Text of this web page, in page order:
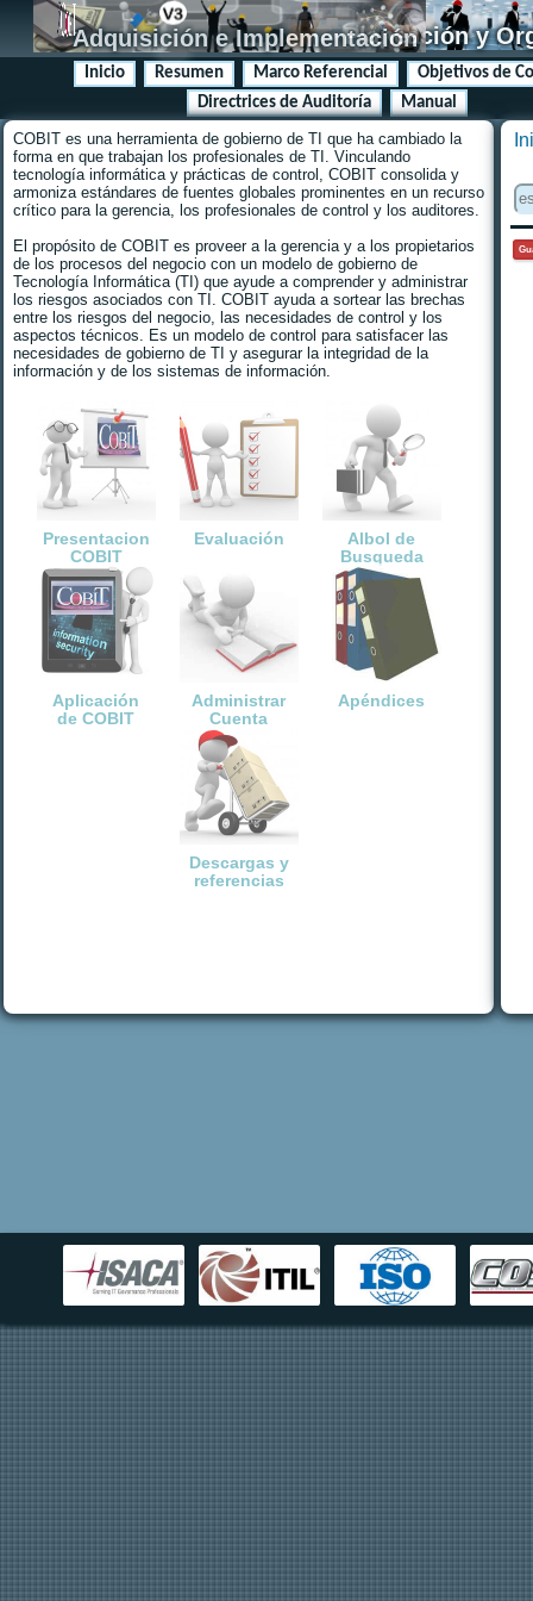
Planeación y
Adquisición e Implementación
Inicio Resumen Marco Referencial
Objetivos de
Directrices de Auditoría
Manual
COBIT es una herramienta de gobierno de TI que ha cambiado la
forma en que trabajan los profesionales de TI. Vinculando
tecnología informática y prácticas de control, COBIT consolida y
armoniza estándares de fuentes globales prominentes en un recurso
crítico para la gerencia, los profesionales de control y los auditores.
El propósito de COBIT es proveer a la gerencia y a los propietarios
de los procesos del negocio con un modelo de gobierno de
Tecnología Informática (TI) que ayude a comprender y administrar
los riesgos asociados con TI. COBIT ayuda a sortear las brechas
entre los riesgos del negocio, las necesidades de control y los
aspectos técnicos. Es un modelo de control para satisfacer las
necesidades de gobierno de TI y asegurar la integridad de la
información y de los sistemas de información.
Presentacion
COBIT
Evaluación
Albol de
Busqueda
Aplicación
de COBIT
Administrar
Cuenta
Apéndices
Descargas y
referencias